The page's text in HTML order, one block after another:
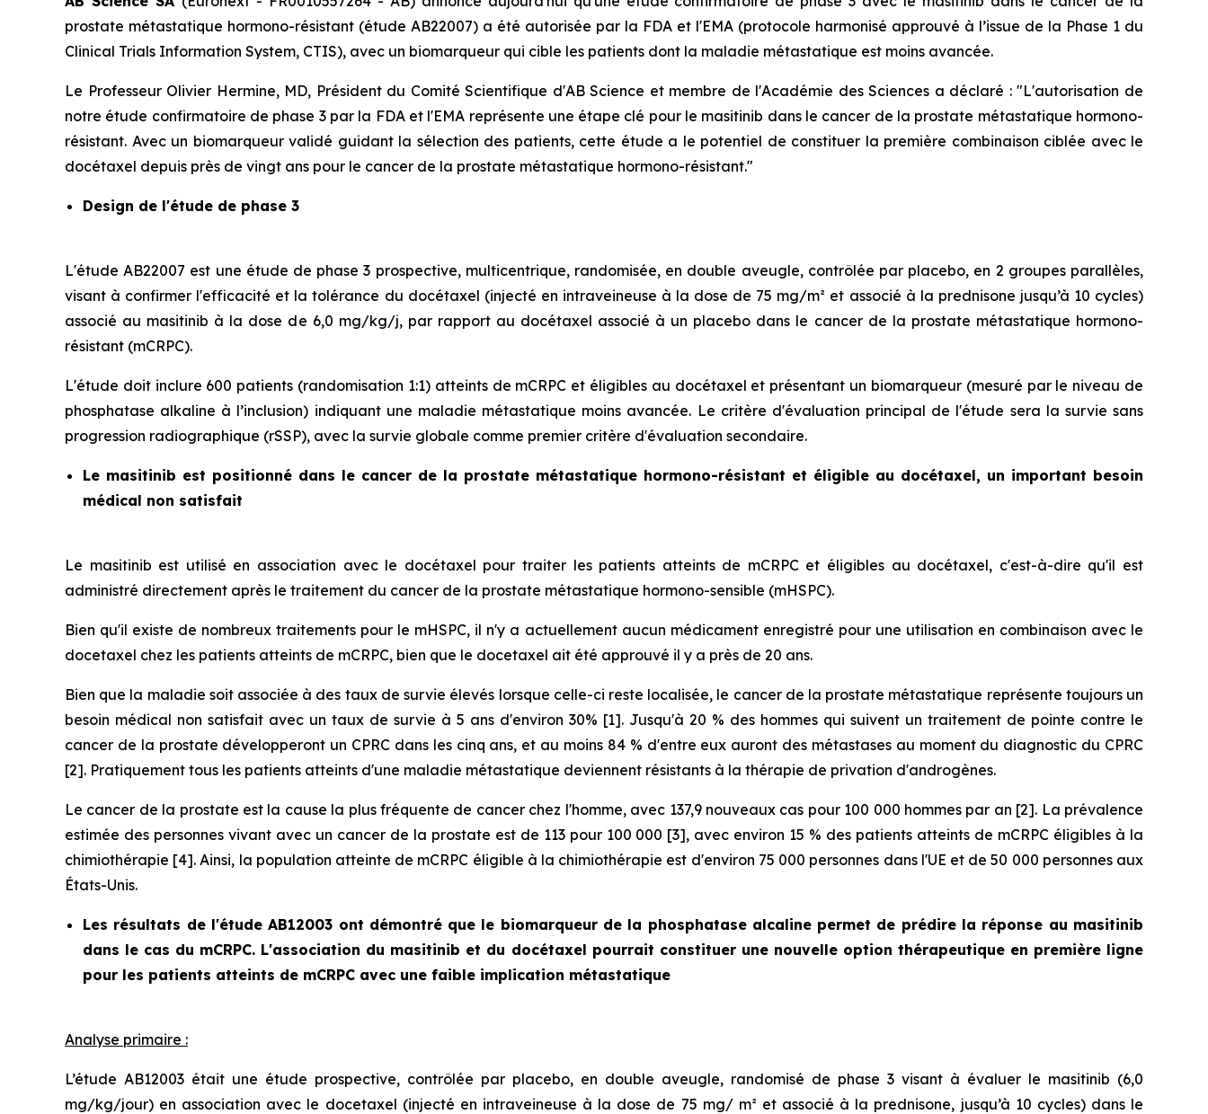
prostate métastatique hormono-résistant (étude AB22007) a été autorisée par la FDA et l'EMA (protocole harmonisé approuvé à l’issue de la Phase 1 du
Clinical Trials Information System, CTIS), avec un biomarqueur qui cible les patients dont la maladie métastatique est moins avancée.
Le Professeur Olivier Hermine, MD, Président du Comité Scientifique d'AB Science et membre de l'Académie des Sciences a déclaré : "L'autorisation de
notre étude confirmatoire de phase 3 par la FDA et l'EMA représente une étape clé pour le masitinib dans le cancer de la prostate métastatique hormono-
résistant. Avec un biomarqueur validé guidant la sélection des patients, cette étude a le potentiel de constituer la première combinaison ciblée avec le
docétaxel depuis près de vingt ans pour le cancer de la prostate métastatique hormono-résistant."
Design de l'étude de phase 3
L'étude AB22007 est une étude de phase 3 prospective, multicentrique, randomisée, en double aveugle, contrôlée par placebo, en 2 groupes parallèles,
visant à confirmer l'efficacité et la tolérance du docétaxel (injecté en intraveineuse à la dose de 75 mg/m² et associé à la prednisone jusqu’à 10 cycles)
associé au masitinib à la dose de 6,0 mg/kg/j, par rapport au docétaxel associé à un placebo dans le cancer de la prostate métastatique hormono-
résistant (mCRPC).
L'étude doit inclure 600 patients (randomisation 1:1) atteints de mCRPC et éligibles au docétaxel et présentant un biomarqueur (mesuré par le niveau de
phosphatase alkaline à l’inclusion) indiquant une maladie métastatique moins avancée. Le critère d'évaluation principal de l'étude sera la survie sans
progression radiographique (rSSP), avec la survie globale comme premier critère d'évaluation secondaire.
Le masitinib est positionné dans le cancer de la prostate métastatique hormono-résistant et éligible au docétaxel, un important besoin
médical non satisfait
Le masitinib est utilisé en association avec le docétaxel pour traiter les patients atteints de mCRPC et éligibles au docétaxel, c'est-à-dire qu'il est
administré directement après le traitement du cancer de la prostate métastatique hormono-sensible (mHSPC).
Bien qu'il existe de nombreux traitements pour le mHSPC, il n'y a actuellement aucun médicament enregistré pour une utilisation en combinaison avec le
docetaxel chez les patients atteints de mCRPC, bien que le docetaxel ait été approuvé il y a près de 20 ans.
Bien que la maladie soit associée à des taux de survie élevés lorsque celle-ci reste localisée, le cancer de la prostate métastatique représente toujours un
besoin médical non satisfait avec un taux de survie à 5 ans d'environ 30% [1]. Jusqu'à 20 % des hommes qui suivent un traitement de pointe contre le
cancer de la prostate développeront un CPRC dans les cinq ans, et au moins 84 % d'entre eux auront des métastases au moment du diagnostic du CPRC
[2]. Pratiquement tous les patients atteints d'une maladie métastatique deviennent résistants à la thérapie de privation d'androgènes.
Le cancer de la prostate est la cause la plus fréquente de cancer chez l'homme, avec 137,9 nouveaux cas pour 100 000 hommes par an [2]. La prévalence
estimée des personnes vivant avec un cancer de la prostate est de 113 pour 100 000 [3], avec environ 15 % des patients atteints de mCRPC éligibles à la
chimiothérapie [4]. Ainsi, la population atteinte de mCRPC éligible à la chimiothérapie est d'environ 75 000 personnes dans l'UE et de 50 000 personnes aux
États-Unis.
Les résultats de l'étude AB12003 ont démontré que le biomarqueur de la phosphatase alcaline permet de prédire la réponse au masitinib
dans le cas du mCRPC. L'association du masitinib et du docétaxel pourrait constituer une nouvelle option thérapeutique en première ligne
pour les patients atteints de mCRPC avec une faible implication métastatique
Analyse primaire :
L’étude AB12003 était une étude prospective, contrôlée par placebo, en double aveugle, randomisé de phase 3 visant à évaluer le masitinib (6,0
mg/kg/jour) en association avec le docetaxel (injecté en intraveineuse à la dose de 75 mg/ m² et associé à la prednisone, jusqu’à 10 cycles) dans le